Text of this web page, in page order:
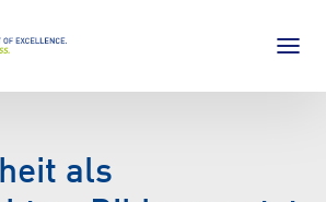
als